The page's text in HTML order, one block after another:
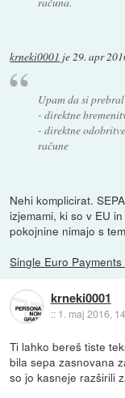
krneki0001 je29. apr
Upam da si
- direktne
- direktne
račune
Nehi komplicirat.
izjemami, ki so v EU
pokojnine nimajo s
Single Euro
krneki0001
:: 1. maj 2016,
Ti lahko bereš tiste
bila sepa zasnovana
so jo kasneje razširili